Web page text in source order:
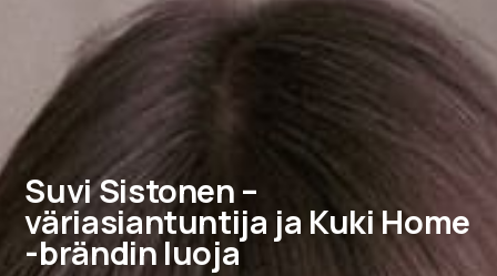
Suvi Sistonen –
väriasiantuntija ja Kuki Home
-brändin luoja